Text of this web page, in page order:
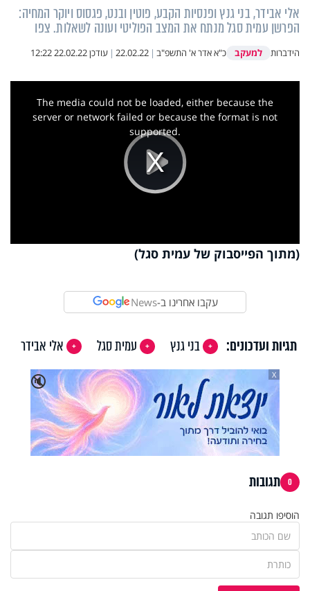
אלי אבידר, בני גנץ ופנסיות הקבע, פוטין ובנט, פגסוס ויוקר המחיה:
הפרשן עמית סגל מנתח את המצב הפוליטי ועונה לשאלות. צפו
הידברות למעקב כ"א אדר א' התשפ"ב |
22.02.22
| עודכן22.02.22 12:22
Play
Video
This
The media could not be loaded, either because the
server or network failed or because the format is not
supported.
(מתוך הפייסבוק של עמית סגל)
עקבו אחרינו ב-News
תגיות ועדכונים: בני גנץ עמית סגל
אלי אבידר
🔇
X
0 תגובות
הוסיפו תגובה